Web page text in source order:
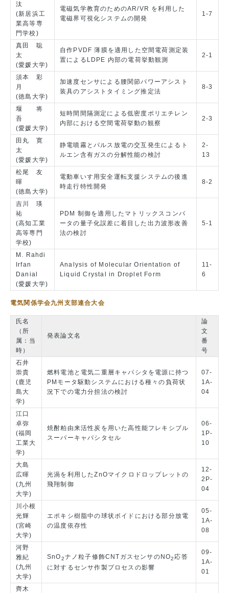
汰
(新居浜工
業高等専
門学校)
電磁気学教育のためのAR/VR を利用した
電磁界可視化システムの開発
1-7
真田 聡
太
(愛媛大学)
自作PVDF 薄膜を適用した空間電荷測定装
置によるLDPE 内部の電荷挙動観測
2-1
須本 彩
月
(徳島大学)
加速度センサによる腰関節パワーアシスト
装具のアシストタイミング推定法
8-3
堰 将
吾
(愛媛大学)
短時間間隔測定による低密度ポリエチレン
内部における空間電荷挙動の観察
2-3
田丸 寛
太
(愛媛大学)
静電噴霧とパルス放電の交互発生によるト
ルエン含有ガスの分解性能の検討
2-
13
松尾 友
暉
(徳島大学)
電動車いす用安全運転支援システムの後進
時走行特性開発
8-2
吉川 瑛
祐
(高知工業
高等専門
学校)
PDM 制御を適用したマトリックスコンバ
ータの量子化誤差に着目した出力波形改善
法の検討
5-1
M. Rahdi
Irfan
Danial
(愛媛大学)
Analysis of Molecular Orientation of
Liquid Crystal in Droplet Form
11-
6
電気関係学会九州支部連合大会
氏名
（所
属：当
時）
発表論文名
論
文
番
号
石井
崇貴
(鹿児
島大
学)
燃料電池と電気二重層キャパシタを電源に持つ
PMモータ駆動システムにおける種々の負荷状
況下での電力分担法の検討
07-
1A-
04
江口
卓弥
(福岡
工業大
学)
焼酎粕由来活性炭を用いた高性能フレキシブル
スーパーキャパシタセル
06-
1P-
10
大島
広暉
(九州
大学)
光渦を利用したZnOマイクロドロップレットの
飛翔制御
12-
2P-
04
川小根
光輝
(宮崎
大学)
エポキシ樹脂中の球状ボイドにおける部分放電
の温度依存性
05-
1A-
08
河野
雅紀
(九州
大学)
SnO2ナノ粒子修飾CNTガスセンサのNO2応答
に対するセンサ作製プロセスの影響
09-
1A-
01
齊木